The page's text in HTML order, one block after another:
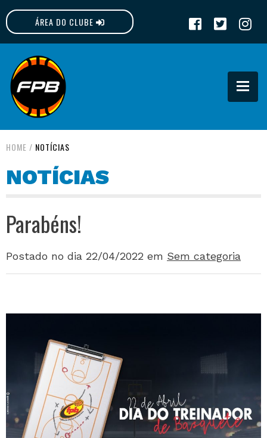
ÁREA DO CLUBE
FPB
HOME / NOTÍCIAS
NOTÍCIAS
Parabéns!
Postado no dia 22/04/2022 em Sem categoria